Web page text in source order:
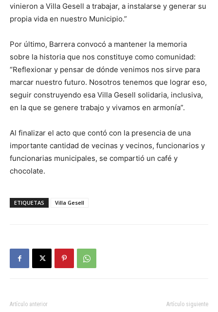
vinieron a Villa Gesell a trabajar, a instalarse y generar su
propia vida en nuestro Municipio.”
Por último, Barrera convocó a mantener la memoria
sobre la historia que nos constituye como comunidad:
“Reflexionar y pensar de dónde venimos nos sirve para
marcar nuestro futuro. Nosotros tenemos que lograr eso,
seguir construyendo esa Villa Gesell solidaria, inclusiva,
en la que se genere trabajo y vivamos en armonía”.
Al finalizar el acto que contó con la presencia de una
importante cantidad de vecinas y vecinos, funcionarios y
funcionarias municipales, se compartió un café y
chocolate.
ETIQUETAS Villa Gesell
Artículo anterior Artículo siguiente